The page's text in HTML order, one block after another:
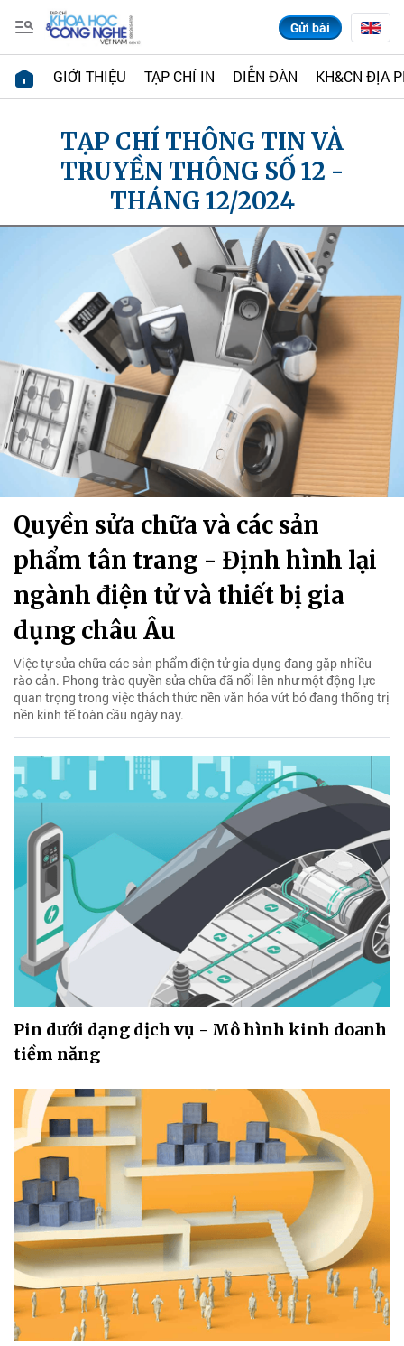
Gửi bài
GIỚI THIỆU TẠP CHÍ IN DIỄN ĐÀN KH&CN ĐỊA
TẠP CHÍ THÔNG TIN VÀ
TRUYỀN THÔNG SỐ 12 -
THÁNG 12/2024
Quyền sửa chữa và các sản
phẩm tân trang - Định hình lại
ngành điện tử và thiết bị gia
dụng châu Âu
Việc tự sửa chữa các sản phẩm điện tử gia dụng đang gặp nhiều
rào cản. Phong trào quyền sửa chữa đã nổi lên như một động lực
quan trọng trong việc thách thức nền văn hóa vứt bỏ đang thống trị
nền kinh tế toàn cầu ngày nay.
Pin dưới dạng dịch vụ - Mô hình kinh doanh
tiềm năng